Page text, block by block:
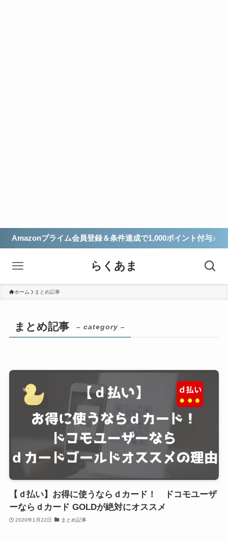
Amazonプライム会員登録＆条件達成で1,000ポイント付与♪
らくあま
ホーム まとめ記事
まとめ記事 – category –
【ｄ払い】お得に使うならｄカード！ ドコモユーザ
ーならｄカード GOLDが絶対にオススメ
2020年1月22日 まとめ記事